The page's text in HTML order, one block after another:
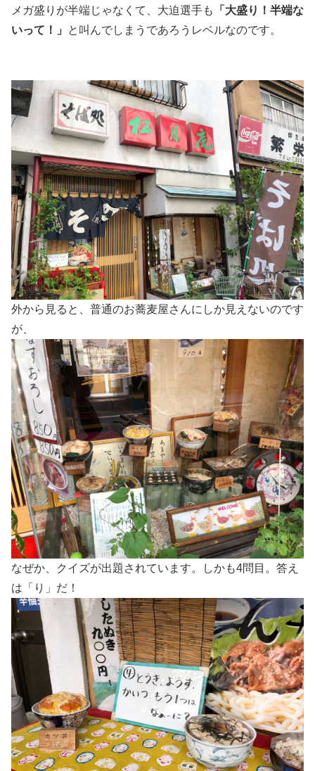
メガ盛りが半端じゃなくて、大迫選手も
「大盛り！半端な
いって！」
と叫んでしまうであろうレベルなのです。
外から見ると、普通のお蕎麦屋さんにしか見えないのです
が、
なぜか、クイズが出題されています。しかも4問目。答え
は「り」だ！